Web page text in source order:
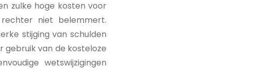
zulke hoge kosten voor
niet belemmert.
stijging van schulden
van de kosteloze
wetswijzigingen